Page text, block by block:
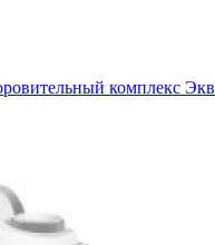
комплекс